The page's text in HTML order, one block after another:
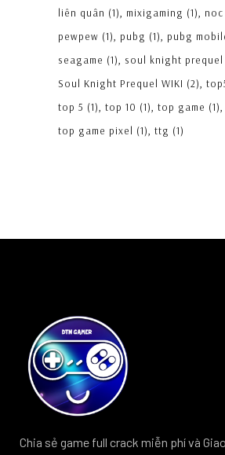
liên quân (1) mixigaming (1)
pewpew (1) pubg (1) pubg
seagame (1) soul knight prequel
Soul Knight Prequel WIKI (2)
top 5 (1) top 10 (1) top game (1)
top game pixel (1) ttg (1)
Chia sẻ game full crack miễn phí và